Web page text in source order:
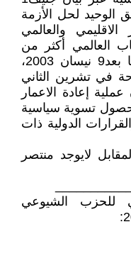
هي الطريق الوحيد لحل الأزمة
والعالمي
العالمي أكثر من
أفغانستان 1989- 2001 وعراق ما بعد9 نيسان 2003،
في تشرين الثاني
إعادة الاعمار
تسوية سياسية
على بيان «جنيف1» والقرارات الدولية ذات
لايوجد منتصر
للحزب الشيوعي